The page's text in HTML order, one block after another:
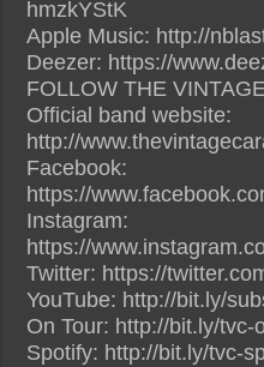
hmzkYStK
Apple Music: http://
Deezer: https://
FOLLOW THE
Official band website:
http://
Facebook:
https://
Instagram:
https://
Twitter: https://
YouTube: http://bit.ly/
On Tour: http://bit.ly/tvc-
Spotify: http://bit.ly/tvc-